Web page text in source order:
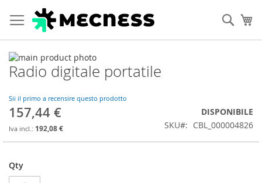
Cerca
Vai
alla
fine
galleria
di
immagini
Vai
all'inizio
galleria
di
immagini
Radio digitale portatile
Sii il primo a recensire questo prodotto
157,44 €
192,08 €
DISPONIBILE
SKU
CBL_000004826
Qty